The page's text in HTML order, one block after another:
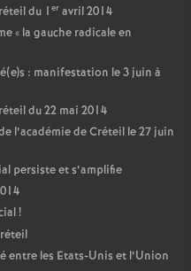
du 1 er avril 2014
« la gauche radicale en
: manifestation le 3 juin à
du 22 mai 2014
l’académie de Créteil le 27 juin
persiste et s’amplifie
!
entre les Etats-Unis et l’Union